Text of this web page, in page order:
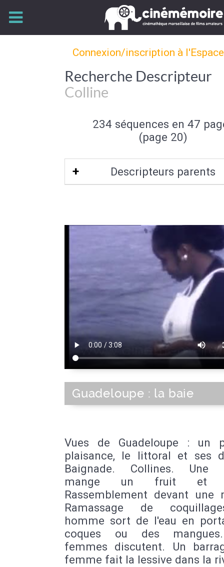
Connexion/inscription à
Recherche Descripteur
Colline
234 séquences en 47
(page 20)
Descripteurs parents
Guadeloupe : la baie
Vues de Guadeloupe : un
plaisance, le littoral et ses
Baignade. Collines. Une
mange un fruit et
Rassemblement devant une
Ramassage de
homme sort de l'eau en
coques ou des
femmes discutent. Un
femme fait la lessive dans la